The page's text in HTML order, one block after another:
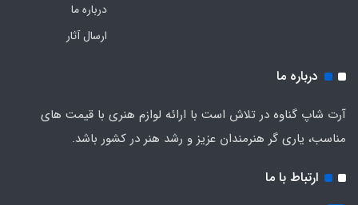
درباره ما
ارسال آثار
درباره ما
آرت شاپ گناوه در تلاش است با ارائه لوازم هنری با قیمت های
مناسب، یاری گر هنرمندان عزیز و رشد هنر در کشور باشد.
ارتباط با ما